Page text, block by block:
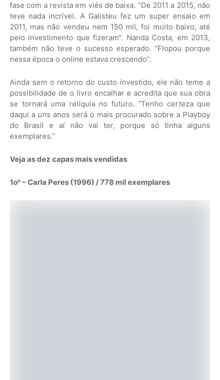
fase com a revista em viés de baixa. “De 2011 a 2015, não
teve nada incrível. A Galisteu fez um super ensaio em
2011, mas não vendeu nem 150 mil, foi muito baixo, até
pelo investimento que fizeram”. Nanda Costa, em 2013,
também não teve o sucesso esperado. “Flopou porque
nessa época o online estava crescendo”.
Ainda sem o retorno do custo investido, ele não teme a
possibilidade de o livro encalhar e acredita que sua obra
se tornará uma relíquia no futuro. “Tenho certeza que
daqui a uns anos será o mais procurado sobre a Playboy
do Brasil e aí não vai ter, porque só tinha alguns
exemplares.”
Veja as dez capas mais vendidas
1oº – Carla Peres (1996) / 778 mil exemplares